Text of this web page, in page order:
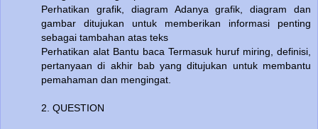
Perhatikan grafik, diagram Adanya grafik, diagram dan
gambar ditujukan untuk memberikan informasi penting
sebagai tambahan atas teks
Perhatikan alat Bantu baca Termasuk huruf miring, definisi,
pertanyaan di akhir bab yang ditujukan untuk membantu
pemahaman dan mengingat.
2. QUESTION